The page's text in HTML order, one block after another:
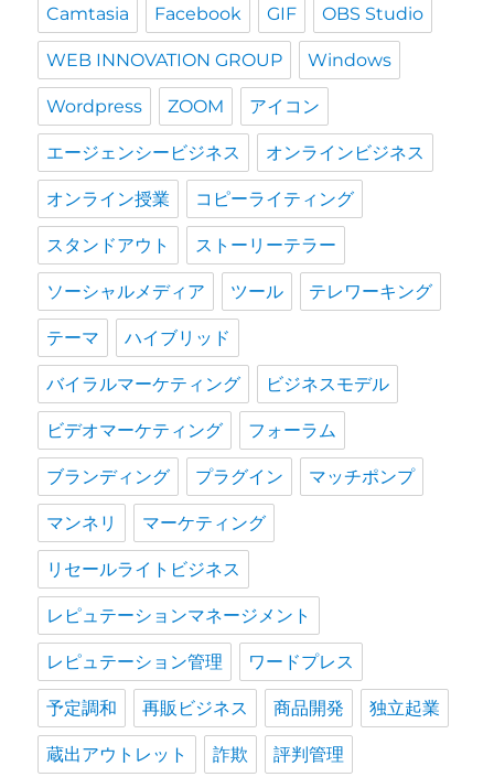
Camtasia Facebook GIF OBS Studio
WEB INNOVATION GROUP Windows
Wordpress ZOOM アイコン
エージェンシービジネス オンラインビジネス
オンライン授業 コピーライティング
スタンドアウト ストーリーテラー
ソーシャルメディア ツール テレワーキング
テーマ ハイブリッド
バイラルマーケティング ビジネスモデル
ビデオマーケティング フォーラム
ブランディング プラグイン マッチポンプ
マンネリ マーケティング
リセールライトビジネス
レピュテーションマネージメント
レピュテーション管理 ワードプレス
予定調和 再販ビジネス 商品開発 独立起業
蔵出アウトレット 詐欺 評判管理